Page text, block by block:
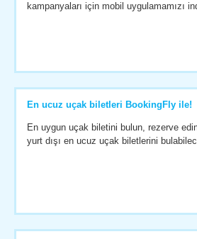
kampanyaları için mobil uygulamamızı
En ucuz uçak biletleri BookingFly ile!
En uygun uçak biletini bulun, rezerve
yurt dışı en ucuz uçak biletlerini